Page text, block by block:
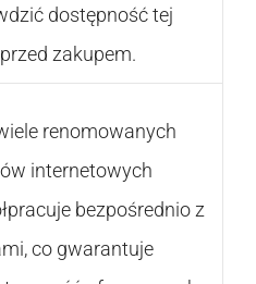
dostępność tej
zakupem.
renomowanych
internetowych
bezpośrednio z
co gwarantuje